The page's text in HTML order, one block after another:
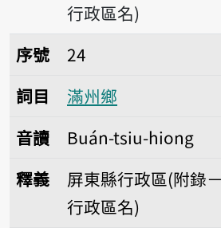
行政區名)
序號24滿州鄉
序號
24
詞目
滿州鄉
音讀
Buán-tsiu-hiong
釋義
屏東縣行政區(附錄
行政區名)